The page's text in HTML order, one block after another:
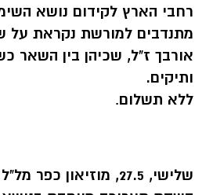
רחבי הארץ לקידום נושא
מתנדבים למורשת נקראת על
אורבך ז"ל, שכיהן בין השאר
ותיקים.
ללא תשלום.
שלישי, 27.5, מוזיאון כפר מל"ל החל מ-17:00: